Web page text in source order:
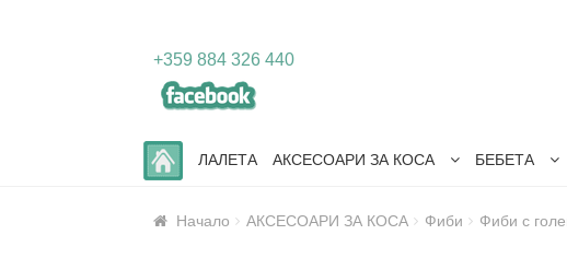
+359 884 326 440
Skip
to
navigation
Skip
to
content
ЛАЛЕТА АКСЕСОАРИ ЗА КОСА БЕБЕТА
Начало АКСЕСОАРИ ЗА КОСА Фиби Фиби с